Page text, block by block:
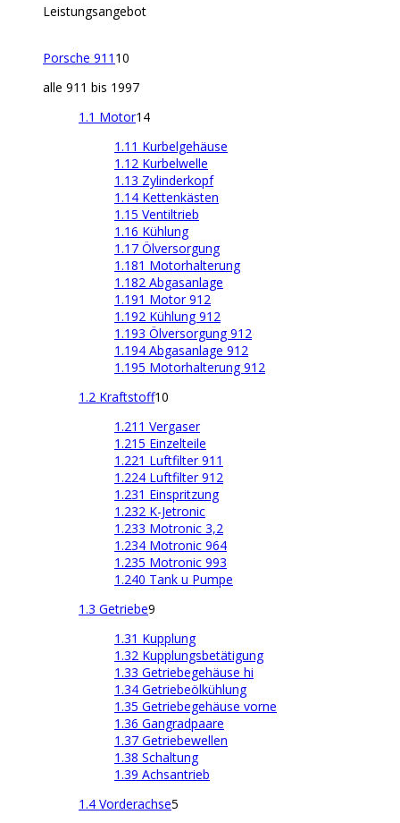
Leistungsangebot
Porsche 911 10
alle 911 bis 1997
1.1 Motor14
1.11 Kurbelgehäuse
1.12 Kurbelwelle
1.13 Zylinderkopf
1.14 Kettenkästen
1.15 Ventiltrieb
1.16 Kühlung
1.17 Ölversorgung
1.181 Motorhalterung
1.182 Abgasanlage
1.191 Motor 912
1.192 Kühlung 912
1.193 Ölversorgung 912
1.194 Abgasanlage 912
1.195 Motorhalterung 912
1.2 Kraftstoff10
1.211 Vergaser
1.215 Einzelteile
1.221 Luftfilter 911
1.224 Luftfilter 912
1.231 Einspritzung
1.232 K-Jetronic
1.233 Motronic 3,2
1.234 Motronic 964
1.235 Motronic 993
1.240 Tank u Pumpe
1.3 Getriebe9
1.31 Kupplung
1.32 Kupplungsbetätigung
1.33 Getriebegehäuse hi
1.34 Getriebeölkühlung
1.35 Getriebegehäuse vorne
1.36 Gangradpaare
1.37 Getriebewellen
1.38 Schaltung
1.39 Achsantrieb
1.4 Vorderachse5